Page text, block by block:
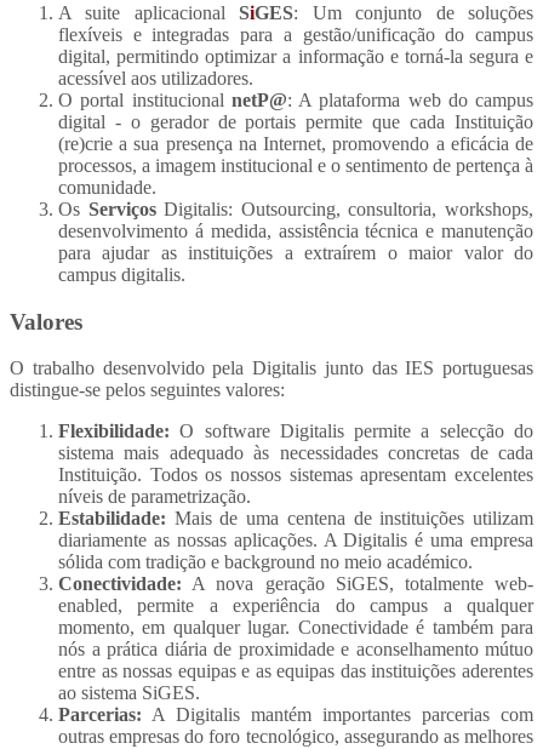
A suite aplicacionalSiGES: Um conjunto de soluções
flexíveis e integradas para a gestão/unificação do campus
digital, permitindo optimizar a informação e torná-la segura e
acessível aos utilizadores.
O portal institucional netP@: A plataforma web do campus
digital - o gerador de portais permite que cada Instituição
(re)crie a sua presença na Internet, promovendo a eficácia de
processos, a imagem institucional e o sentimento de pertença à
comunidade.
Os ServiçosDigitalis: Outsourcing, consultoria, workshops,
desenvolvimento á medida, assistência técnica e manutenção
para ajudar as instituições a extraírem o maior valor do
campus digitalis.
Valores
O trabalho desenvolvido pela Digitalis junto das IES portuguesas
distingue-se pelos seguintes valores:
Flexibilidade: O software Digitalis permite a selecção do
sistema mais adequado às necessidades concretas de cada
Instituição. Todos os nossos sistemas apresentam excelentes
níveis de parametrização.
Estabilidade: Mais de uma centena de instituições utilizam
diariamente as nossas aplicações. A Digitalis é uma empresa
sólida com tradição e background no meio académico.
Conectividade: A nova geração SiGES, totalmente web-
enabled, permite a experiência do campus a qualquer
momento, em qualquer lugar. Conectividade é também para
nós a prática diária de proximidade e aconselhamento mútuo
entre as nossas equipas e as equipas das instituições aderentes
ao sistema SiGES.
Parcerias: A Digitalis mantém importantes parcerias com
outras empresas do foro tecnológico, assegurando as melhores